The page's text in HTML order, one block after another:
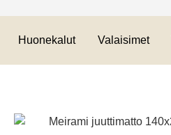
Huonekalut Valaisimet